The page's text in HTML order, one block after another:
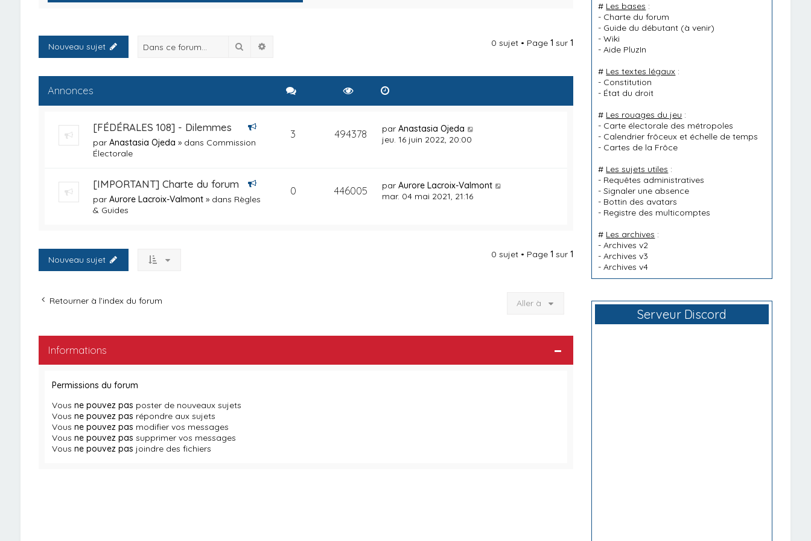
Nouveau sujet Rechercher 0 sujet • Page1 sur1
Annonces
[FÉDÉRALES 108] - Dilemmes
par Anastasia Ojeda » dans Commission
Électorale
3 494378 parAnastasia Ojeda
jeu. 16 juin 2022, 20:00
[IMPORTANT] Charte du forum
par Aurore Lacroix-Valmont » dans Règles
& Guides
0 446005 parAurore Lacroix-Valmont
mar. 04 mai 2021, 21:16
Nouveau sujet 0 sujet • Page1 sur1
Retourner à l’index du forum Aller à
Informations
Permissions du forum
Vous ne pouvez pas poster de nouveaux sujets
Vous ne pouvez pas répondre aux sujets
Vous ne pouvez pas modifier vos messages
Vous ne pouvez pas supprimer vos messages
Vous ne pouvez pas joindre des fichiers
# Les bases :
- Charte du forum
- Guide du débutant (à venir)
-Wiki
-Aide PluzIn
# Les textes légaux :
- Constitution
- État du droit
# Les rouages du jeu :
- Carte électorale des métropoles
- Calendrier frôceux et échelle de temps
- Cartes de la Frôce
# Les sujets utiles :
- Requêtes administratives
-Signaler une absence
- Bottin des avatars
- Registre des multicomptes
# Les archives :
-Archives v2
-Archives v3
-Archives v4
Serveur Discord